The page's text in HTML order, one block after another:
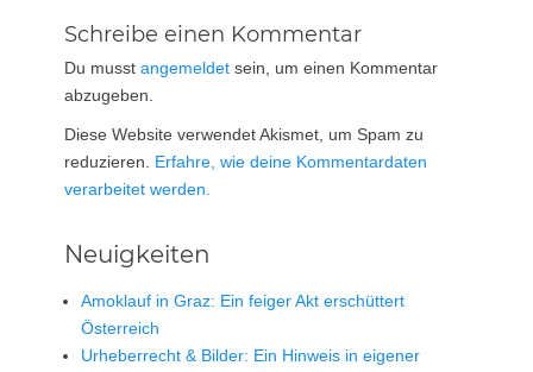
Schreibe einen Kommentar
Du musst angemeldet sein, um einen Kommentar
abzugeben.
Diese Website verwendet Akismet, um Spam zu
reduzieren. Erfahre, wie deine Kommentardaten
verarbeitet werden.
Neuigkeiten
Amoklauf in Graz: Ein feiger Akt erschüttert
Österreich
Urheberrecht & Bilder: Ein Hinweis in eigener